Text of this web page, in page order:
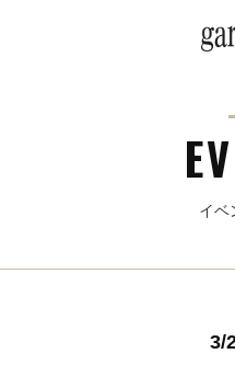
イベ
3/